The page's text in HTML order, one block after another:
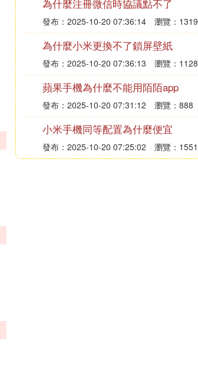
為什麼注冊微信時協議點不了
發布：2025-10-20 07:36:14 瀏覽：1319
為什麼小米更換不了鎖屏壁紙
發布：2025-10-20 07:36:13 瀏覽：1128
蘋果手機為什麼不能用陌陌app
發布：2025-10-20 07:31:12 瀏覽：888
小米手機同等配置為什麼便宜
發布：2025-10-20 07:25:02 瀏覽：1551